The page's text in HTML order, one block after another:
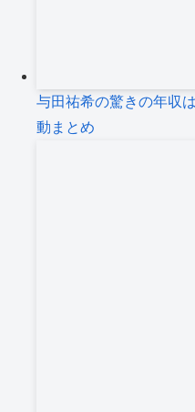
与田祐希の驚きの年収
動まとめ